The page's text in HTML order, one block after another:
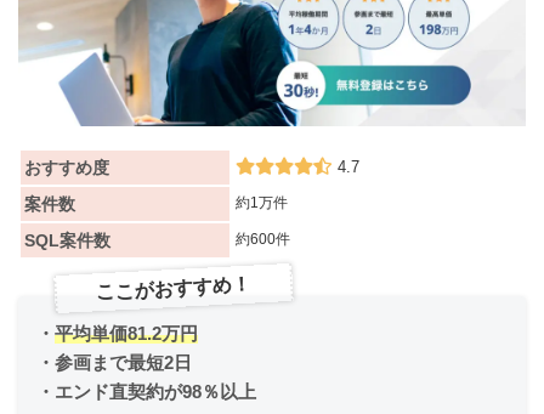
おすすめ度 4.7
案件数 約1万件
SQL案件数 約600件
ここがおすすめ！
・ 平均単価81.2万円
・参画まで最短2日
・エンド直契約が98％以上